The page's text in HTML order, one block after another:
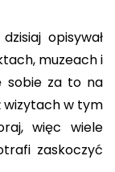
opisywał
muzeach i
sobie za to na
wizytach w tym
więc wiele
zaskoczyć